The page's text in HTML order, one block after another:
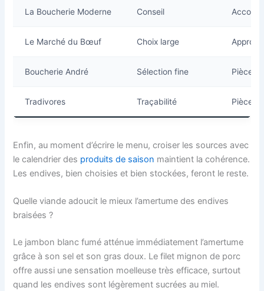
La Boucherie Moderne Conseil
Le Marché du Bœuf Choix large
Boucherie André Sélection fine Pièces
Tradivores Traçabilité Pièces
Enfin, au moment d’écrire le menu, croiser les sources avec
le calendrier des produits de saison maintient la cohérence.
Les endives, bien choisies et bien stockées, feront le reste.
Quelle viande adoucit le mieux l’amertume des endives
braisées ?
Le jambon blanc fumé atténue immédiatement l’amertume
grâce à son sel et son gras doux. Le filet mignon de porc
offre aussi une sensation moelleuse très efficace, surtout
quand les endives sont légèrement sucrées au miel.